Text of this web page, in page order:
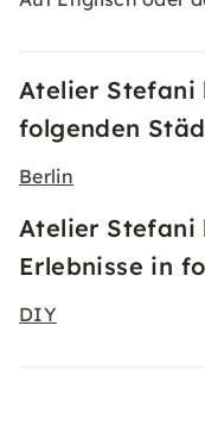
Atelier Stefani
folgenden
Berlin
Atelier Stefani
Erlebnisse in
DIY